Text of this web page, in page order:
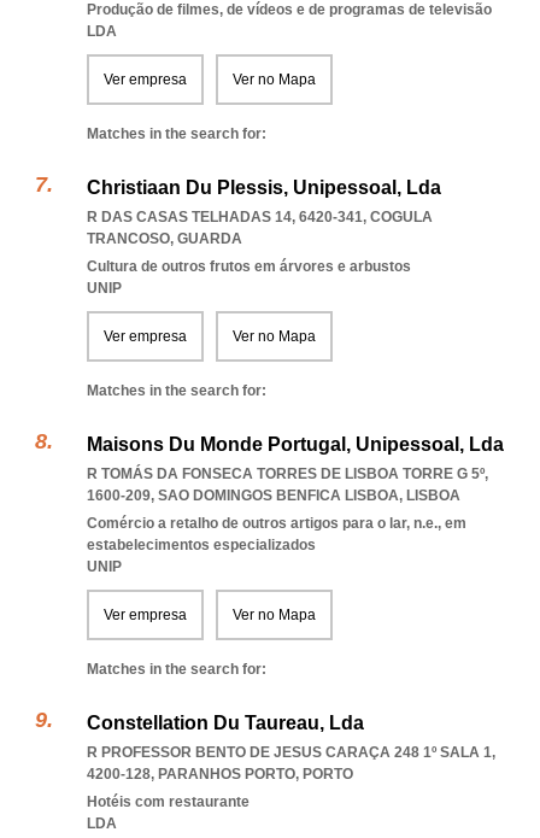
Produção de filmes, de vídeos e de programas de televisão
LDA
Ver empresa Ver no Mapa
Matches in the search for:
Christiaan Du Plessis, Unipessoal, Lda
R DAS CASAS TELHADAS 14, 6420-341, COGULA
TRANCOSO, GUARDA
Cultura de outros frutos em árvores e arbustos
UNIP
Ver empresa Ver no Mapa
Matches in the search for:
Maisons Du Monde Portugal, Unipessoal, Lda
R TOMÁS DA FONSECA TORRES DE LISBOA TORRE G 5º,
1600-209, SAO DOMINGOS BENFICA LISBOA, LISBOA
Comércio a retalho de outros artigos para o lar, n.e., em
estabelecimentos especializados
UNIP
Ver empresa Ver no Mapa
Matches in the search for:
Constellation Du Taureau, Lda
R PROFESSOR BENTO DE JESUS CARAÇA 248 1º SALA 1,
4200-128, PARANHOS PORTO, PORTO
Hotéis com restaurante
LDA